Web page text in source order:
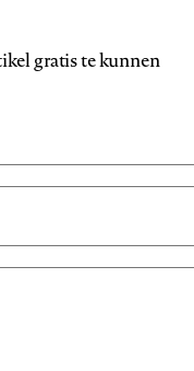
gratis te kunnen